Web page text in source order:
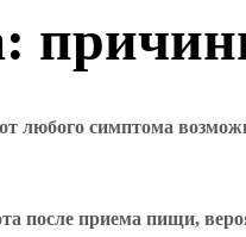
любого симптома
после приема пищи,